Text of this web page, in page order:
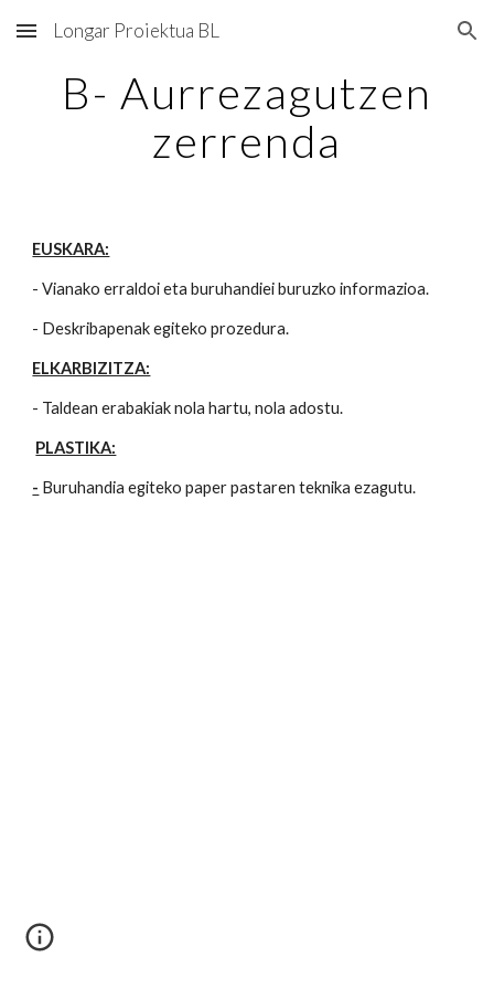
Skip to main content Skip to navigation
Longar Proiektua BL
B- Aurrezagutzen
zerrenda
EUSKARA:
- Vianako erraldoi eta buruhandiei buruzko informazioa.
- Deskribapenak egiteko prozedura.
ELKARBIZITZA:
- Taldean erabakiak nola hartu, nola adostu.
PLASTIKA:
- Buruhandia egiteko paper pastaren teknika ezagutu.